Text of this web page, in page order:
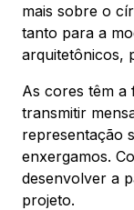
mais sobre o
tanto para a
arquitetônicos,
As cores têm a
transmitir
representação
enxergamos.
desenvolver a
projeto.